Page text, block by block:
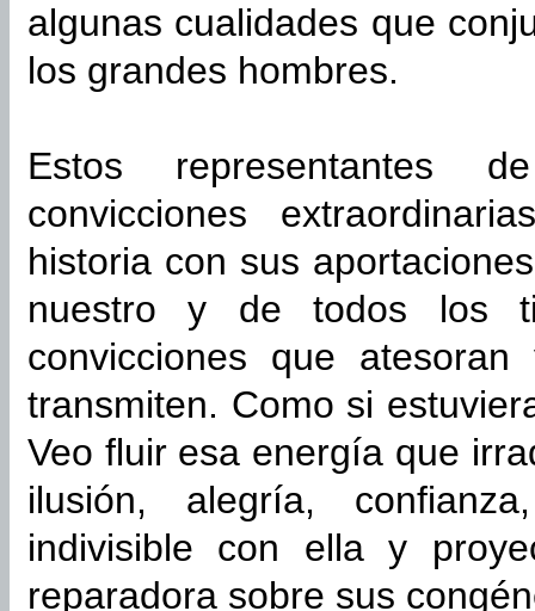
algunas cualidades que
los grandes hombres.
Estos representantes
convicciones
historia con sus
nuestro y de todos los
convicciones que
transmiten. Como si
Veo fluir esa energía que
ilusión, alegría,
indivisible con ella y
reparadora sobre sus